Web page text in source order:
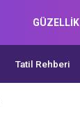
GÜZELLİK
Tatil Rehberi